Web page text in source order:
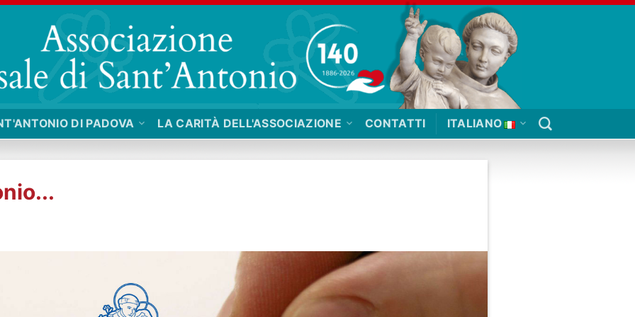
DI PADOVA LA CARITÀ DELL'ASSOCIAZIONE CONTATTI ITALIANO